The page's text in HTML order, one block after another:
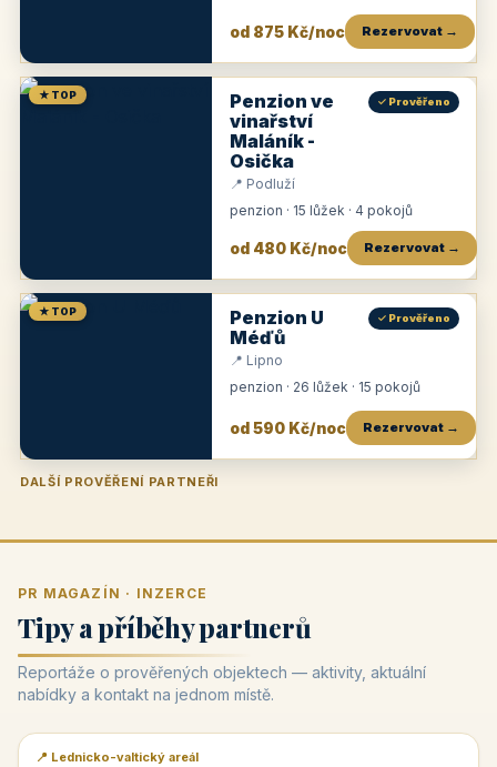
od 875 Kč/noc Rezervovat →
★ TOP
Penzion ve
vinařství
Maláník -
Osička
✓ Prověřeno
📍 Podluží
penzion · 15 lůžek · 4 pokojů
od 480 Kč/noc Rezervovat →
★ TOP
Penzion U
Méďů
✓ Prověřeno
📍 Lipno
penzion · 26 lůžek · 15 pokojů
od 590 Kč/noc Rezervovat →
DALŠÍ PROVĚŘENÍ PARTNEŘI
Penzion U Zámku Pension Faber
PR MAGAZÍN · INZERCE
Tipy a příběhy partnerů
Reportáže o prověřených objektech — aktivity, aktuální
nabídky a kontakt na jednom místě.
📰 PR článek
📍 Lednicko-valtický areál